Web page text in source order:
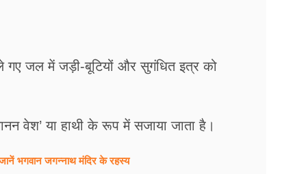
जल में जड़ी-बूटियों और सुगंधित इत्र को
वेश’ या हाथी के रूप में सजाया जाता है।
भगवान जगन्नाथ मंदिर के रहस्य